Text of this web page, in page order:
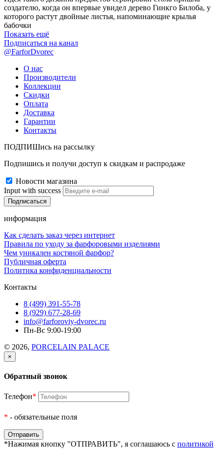
создателю, когда он впервые увидел дерево Гинкго Билоба, у
которого растут двойные листья, напоминающие крылья
бабочки
Показать ещё
Подписаться на канал
@FarforDvorec
О нас
Производители
Коллекции
Скидки
Оплата
Доставка
Гарантии
Контакты
ПОДПИШись на рассылку
Подпишись и получи доступ к скидкам и распродаже
Новости магазина
Input with success
информация
Как сделать заказ через интернет
Правила по уходу за фарфоровыми изделиями
Чем уникален костяной фарфор?
Публичная оферта
Политика конфиденциальности
Контакты
8 (499) 391-55-78
8 (929) 677-28-69
info@farforoviy-dvorec.ru
Пн-Вс 9:00-19:00
© 2026, PORCELAIN PALACE
×
Обратный звонок
Телефон*
* - обязательные поля
*Нажимая кнопку "ОТПРАВИТЬ", я соглашаюсь с политикой